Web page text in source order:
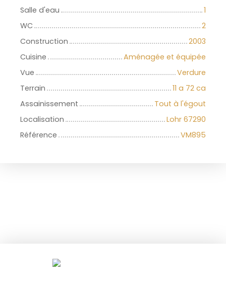
Salle d'eau
1
WC
2
Construction
2003
Cuisine
Aménagée et équipée
Vue
Verdure
Terrain
11 a 72 ca
Assainissement
Tout à l'égout
Localisation
Lohr 67290
Référence
VM895